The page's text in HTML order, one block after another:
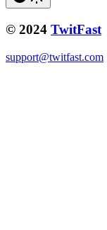
© 2024 TwitFast
support@twitfast.com